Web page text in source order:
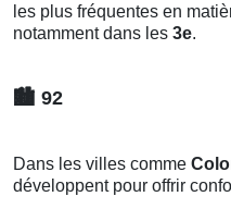
les plus fréquentes en
notamment dans les 3e.
🏙️ 92
Dans les villes comme
développent pour offrir